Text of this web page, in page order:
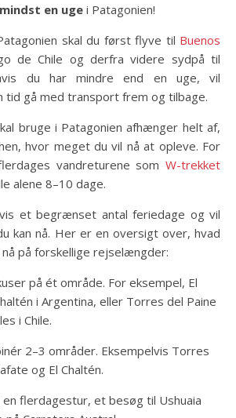
mindst en uge i Patagonien!
skal du først flyve til Buenos
de Chile og derfra videre sydpå til
du har mindre end en uge, vil
tid gå med transport frem og tilbage.
bruge i Patagonien afhænger helt af,
hvor meget du vil nå at opleve. For
vandreturene som W-trekket
alene 8–10 dage.
et begrænset antal feriedage og vil
kan nå. Her er en oversigt over, hvad
på forskellige rejselængder:
på ét område. For eksempel, El
i Argentina, eller Torres del Paine
i Chile.
2–3 områder. Eksempelvis Torres
og El Chaltén.
en flerdagestur, et besøg til Ushuaia